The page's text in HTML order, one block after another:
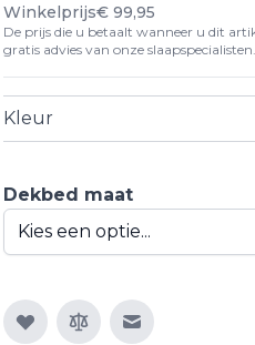
Winkelprijs€ 99,95
De prijs die u betaalt wanneer u dit
gratis advies van onze slaapspecialisten.
Kleur
Dekbed maat
E-mail naar